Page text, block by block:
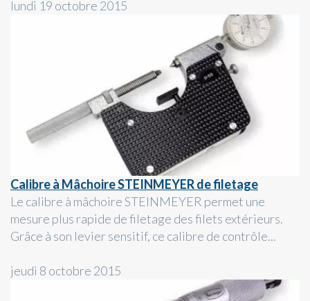
lundi 19 octobre 2015
Calibre à Mâchoire STEINMEYER de filetage
Le calibre à mâchoire STEINMEYER permet une
mesure plus rapide de filetage des filets extérieurs.
Grâce à son levier sensitif, ce calibre de contrôle...
jeudi 8 octobre 2015